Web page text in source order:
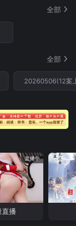
全部
全部
20260506(12案
直播中
直播